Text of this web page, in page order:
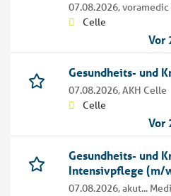
07.08.2026,voramedic
Celle
Vor
Gesundheits- und
07.08.2026,AKH Celle
Celle
Vor
Gesundheits- und
Intensivpflege (m/
07.08.2026,akut...